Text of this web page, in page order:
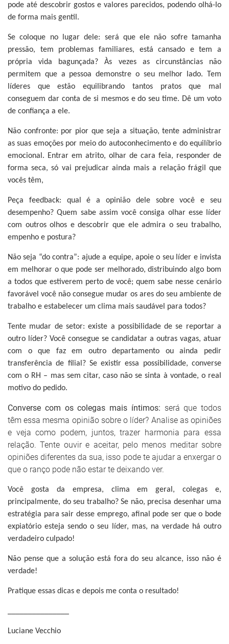
pode até descobrir gostos e valores parecidos, podendo olhá-lo
de forma mais gentil.
Se coloque no lugar dele: será que ele não sofre tamanha
pressão, tem problemas familiares, está cansado e tem a
própria vida bagunçada? Às vezes as circunstâncias não
permitem que a pessoa demonstre o seu melhor lado. Tem
líderes que estão equilibrando tantos pratos que mal
conseguem dar conta de si mesmos e do seu time. Dê um voto
de confiança a ele.
Não confronte: por pior que seja a situação, tente administrar
as suas emoções por meio do autoconhecimento e do equilíbrio
emocional. Entrar em atrito, olhar de cara feia, responder de
forma seca, só vai prejudicar ainda mais a relação frágil que
vocês têm,
Peça feedback: qual é a opinião dele sobre você e seu
desempenho? Quem sabe assim você consiga olhar esse líder
com outros olhos e descobrir que ele admira o seu trabalho,
empenho e postura?
Não seja “do contra”: ajude a equipe, apoie o seu líder e invista
em melhorar o que pode ser melhorado, distribuindo algo bom
a todos que estiverem perto de você; quem sabe nesse cenário
favorável você não consegue mudar os ares do seu ambiente de
trabalho e estabelecer um clima mais saudável para todos?
Tente mudar de setor: existe a possibilidade de se reportar a
outro líder? Você consegue se candidatar a outras vagas, atuar
com o que faz em outro departamento ou ainda pedir
transferência de filial? Se existir essa possibilidade, converse
com o RH – mas sem citar, caso não se sinta à vontade, o real
motivo do pedido.
Converse com os colegas mais íntimos: será que todos
têm essa mesma opinião sobre o líder? Analise as opiniões
e veja como podem, juntos, trazer harmonia para essa
relação. Tente ouvir e aceitar, pelo menos meditar sobre
opiniões diferentes da sua, isso pode te ajudar a enxergar o
que o ranço pode não estar te deixando ver.
Você gosta da empresa, clima em geral, colegas e,
principalmente, do seu trabalho?Se não, precisa desenhar uma
estratégia para sair desse emprego, afinal pode ser que o bode
expiatório esteja sendo o seu líder, mas, na verdade há outro
verdadeiro culpado!
Não pense que a solução está fora do seu alcance, isso não é
verdade!
Pratique essas dicas e depois me conta o resultado!
Luciane Vecchio